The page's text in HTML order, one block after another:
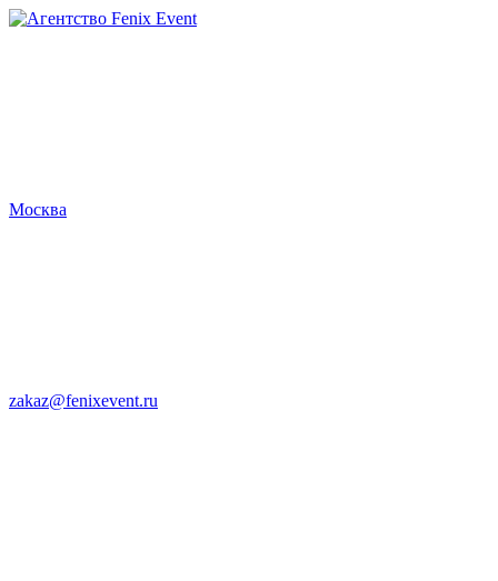
Агентство
Москва
zakaz@fenixevent.ru